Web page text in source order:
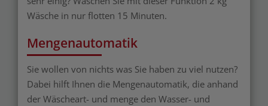
Wäsche in nur flotten 15 Minuten.
Mengenautomatik
Sie wollen von nichts was Sie haben zu viel nutzen?
Dabei hilft Ihnen die Mengenautomatik, die anhand
der Wäscheart- und menge den Wasser- und